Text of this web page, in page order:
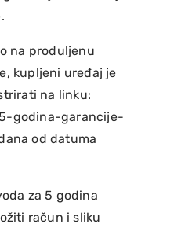
na produljenu
kupljeni uređaj je
na linku:
godina-garancije-
od datuma
za 5 godina
račun i sliku